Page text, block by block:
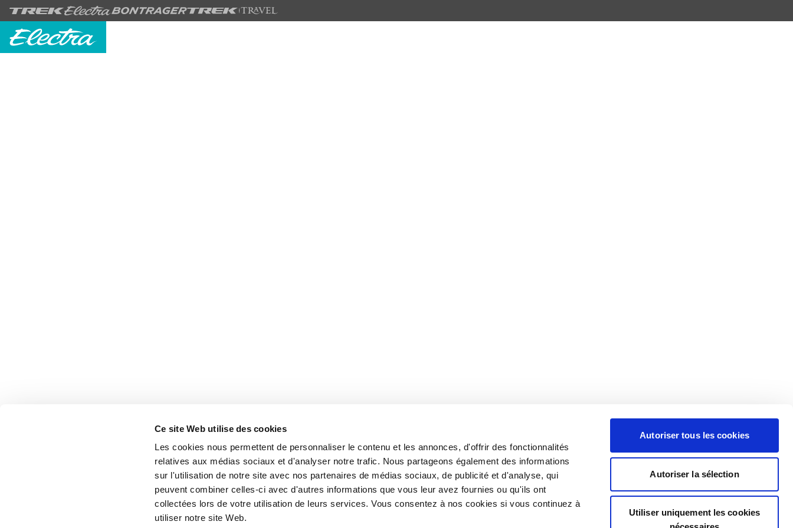
Ce site Web utilise des cookies
Les cookies nous permettent de personnaliser le contenu et les annonces, d'offrir des fonctionnalités
relatives aux médias sociaux et d'analyser notre trafic. Nous partageons également des informations
sur l'utilisation de notre site avec nos partenaires de médias sociaux, de publicité et d'analyse, qui
peuvent combiner celles-ci avec d'autres informations que vous leur avez fournies ou qu'ils ont
collectées lors de votre utilisation de leurs services. Vous consentez à nos cookies si vous continuez à
utiliser notre site Web.
Autoriser tous les cookies
Autoriser la sélection
Utiliser uniquement les cookies